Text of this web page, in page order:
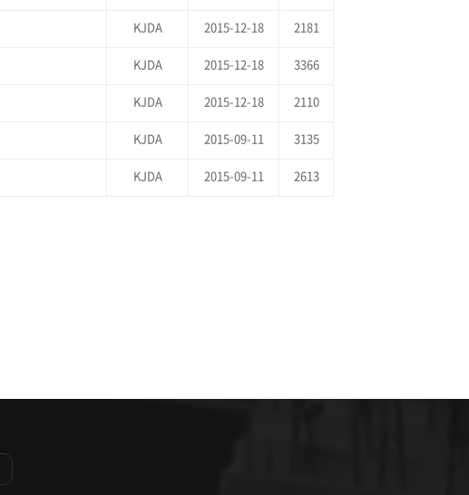
KJDA 2015-12-18 2181
KJDA 2015-12-18 3366
KJDA 2015-12-18 2110
KJDA 2015-09-11 3135
KJDA 2015-09-11 2613